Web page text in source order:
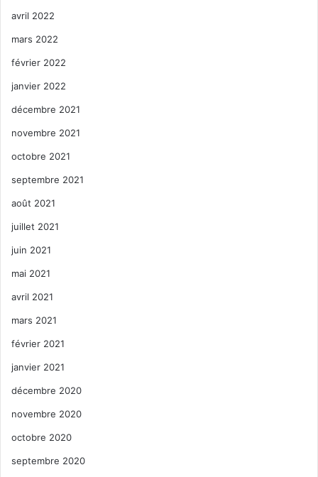
avril 2022
mars 2022
février 2022
janvier 2022
décembre 2021
novembre 2021
octobre 2021
septembre 2021
août 2021
juillet 2021
juin 2021
mai 2021
avril 2021
mars 2021
février 2021
janvier 2021
décembre 2020
novembre 2020
octobre 2020
septembre 2020